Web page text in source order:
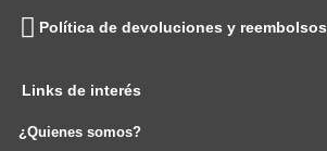
Política de devoluciones y reembolsos
Links de interés
¿Quienes somos?